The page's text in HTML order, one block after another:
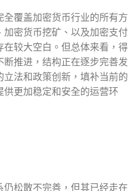
覆盖加密货币行业的所有方
密货币挖矿、以及加密支付
较大空白。但总体来看，得
推进，结构正在逐步完善发
法和政策创新，填补当前的
更加稳定和安全的运营环
松散不完善，但其已经走在